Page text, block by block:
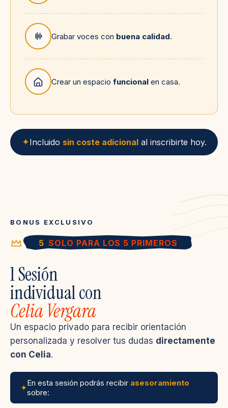
Grabar voces con buena calidad.
Crear un espacio funcional en casa.
✦Incluido sin coste adicionalal inscribirte hoy.
BONUS EXCLUSIVO
5 SOLO PARA LOS 5 PRIMEROS
1 Sesión
individual con
Celia Vergara
Un espacio privado para recibir orientación
personalizada y resolver tus dudas directamente
con Celia.
✦En esta sesión podrás recibir asesoramiento
sobre: